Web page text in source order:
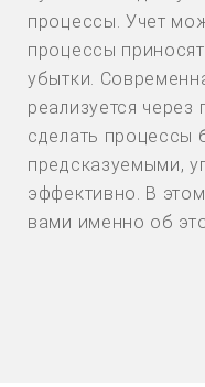
процессы. Учет
процессы
убытки.
реализуется
сделать процессы
предсказуемыми,
эффективно. В
вами именно об